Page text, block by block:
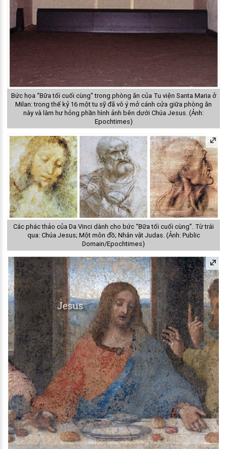
Bức họa “Bữa tối cuối cùng” trong phòng ăn của Tu viện Santa Maria ở
Milan: trong thế kỷ 16 một tu sỹ đã vô ý mở cánh cửa giữa phòng ăn
này và làm hư hỏng phần hình ảnh bên dưới Chúa Jesus. (Ảnh:
Epochtimes)
Các phác thảo của Da Vinci dành cho bức “Bữa tối cuối cùng”. Từ trái
qua: Chúa Jesus; Một môn đồ; Nhân vật Judas. (Ảnh: Public
Domain/Epochtimes)